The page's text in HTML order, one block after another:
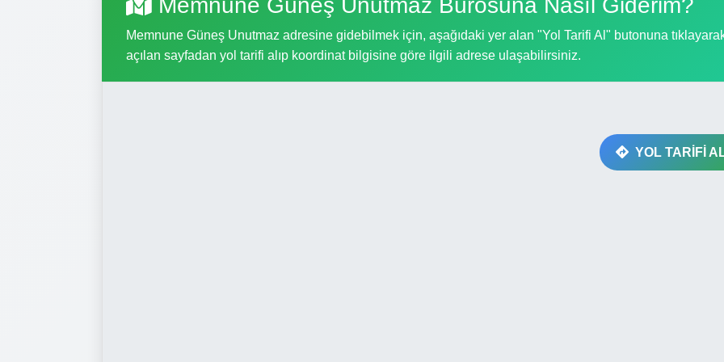
Memnune Güneş Unutmaz adresine gidebilmek için, aşağıdaki yer alan "Yol Tarifi Al" butonuna
açılan sayfadan yol tarifi alıp koordinat bilgisine göre ilgili adrese ulaşabilirsiniz.
YOL TARİFİ